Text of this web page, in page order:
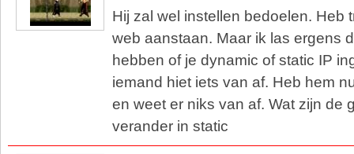
Hij zal wel instellen bedoelen. Heb
web aanstaan. Maar ik las ergens
hebben of je dynamic of static IP
iemand hiet iets van af. Heb hem
en weet er niks van af. Wat zijn de
verander in static